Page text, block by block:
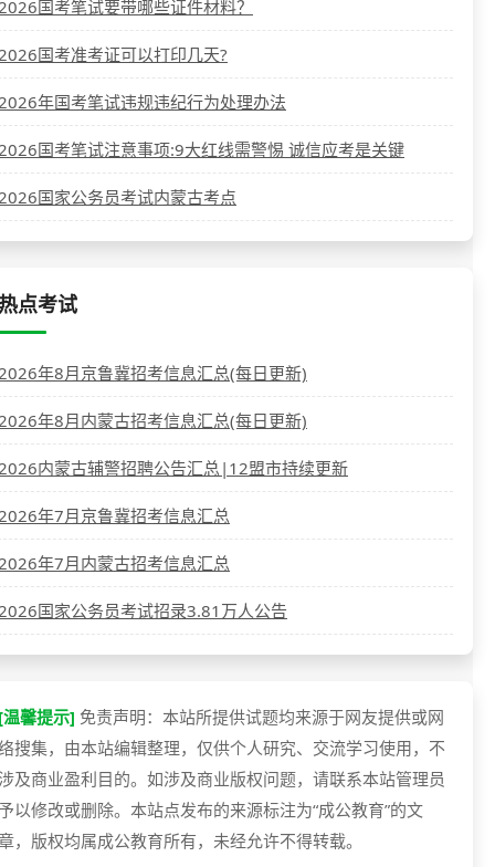
国考笔试要带哪些证件材料？
国考准考证可以打印几天?
年国考笔试违规违纪行为处理办法
国考笔试注意事项:9大红线需警惕 诚信应考是关键
国家公务员考试内蒙古考点
点考试
年8月京鲁冀招考信息汇总(每日更新)
年8月内蒙古招考信息汇总(每日更新)
内蒙古辅警招聘公告汇总|12盟市持续更新
年7月京鲁冀招考信息汇总
年7月内蒙古招考信息汇总
国家公务员考试招录3.81万人公告
馨提示] 免责声明：本站所提供试题均来源于网友提供或网
搜集，由本站编辑整理，仅供个人研究、交流学习使用，不
及商业盈利目的。如涉及商业版权问题，请联系本站管理员
以修改或删除。本站点发布的来源标注为“成公教育”的文
，版权均属成公教育所有，未经允许不得转载。